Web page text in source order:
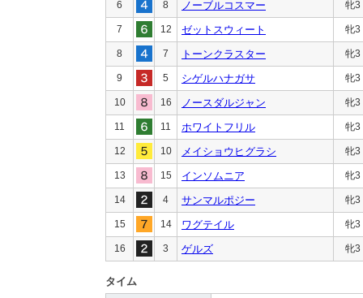
6 8 ノーブルコスマー 牝3
7 12 ゼットスウィート 牝3
8 7 トーンクラスター 牝3
9 5 シゲルハナガサ 牝3
10 16 ノースダルジャン 牝3
11 11 ホワイトフリル 牝3
12 10 メイショウヒグラシ 牝3
13 15 インソムニア 牝3
14 4 サンマルポジー 牝3
15 14 ワグテイル 牝3
16 3 ゲルズ 牝3
タイム